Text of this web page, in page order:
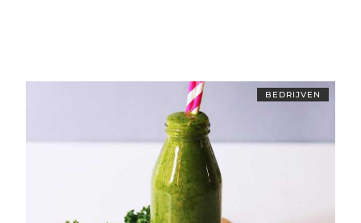
BEDRIJVEN